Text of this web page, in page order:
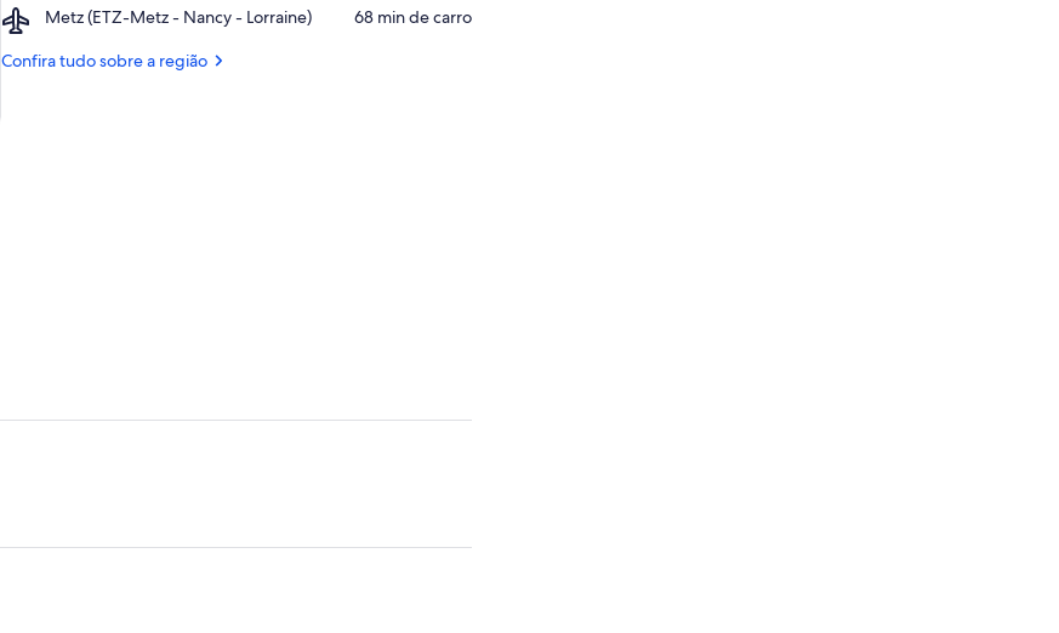
Napoléon
Metz (ETZ-Metz - Nancy - Lorraine)
Airport,
(ETZ-
‪68 min de carro‬
Confira tudo sobre a região